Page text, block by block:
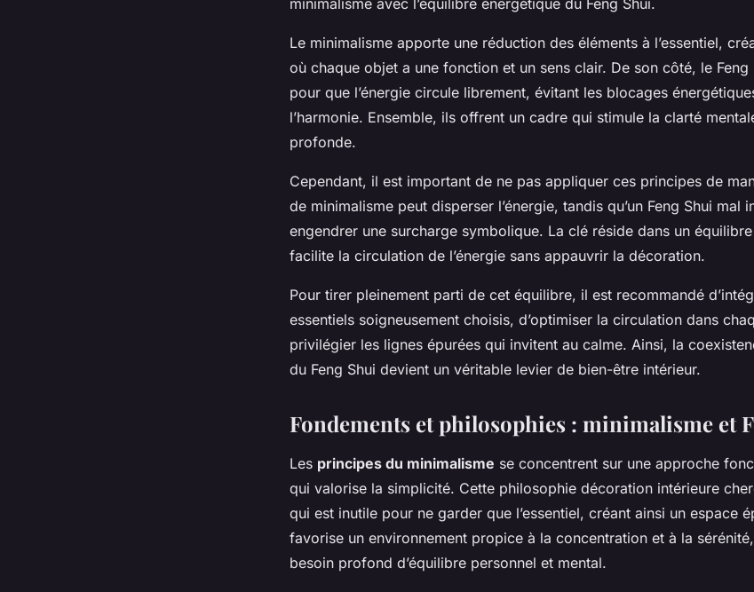
minimalisme avec l’équilibre énergétique du Feng Shui.
Le minimalisme apporte une réduction des éléments à l’essentiel,
où chaque objet a une fonction et un sens clair. De son côté, le Feng
pour que l’énergie circule librement, évitant les blocages
l’harmonie. Ensemble, ils offrent un cadre qui stimule la clarté
profonde.
Cependant, il est important de ne pas appliquer ces principes de
de minimalisme peut disperser l’énergie, tandis qu’un Feng Shui mal
engendrer une surcharge symbolique. La clé réside dans un
facilite la circulation de l’énergie sans appauvrir la décoration.
Pour tirer pleinement parti de cet équilibre, il est recommandé
essentiels soigneusement choisis, d’optimiser la circulation dans
privilégier les lignes épurées qui invitent au calme. Ainsi, la
du Feng Shui devient un véritable levier de bien-être intérieur.
Fondements et philosophies : minimalisme et
Les principes du minimalisme se concentrent sur une approche
qui valorise la simplicité. Cette philosophie décoration intérieure
qui est inutile pour ne garder que l’essentiel, créant ainsi un espace
favorise un environnement propice à la concentration et à la
besoin profond d’équilibre personnel et mental.